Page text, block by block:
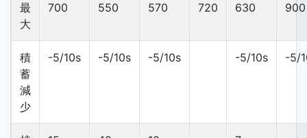
最
大
700 550 570 720 630 900
積
蓄
減
少
-5/10s -5/10s -5/10s -5/10s -5/